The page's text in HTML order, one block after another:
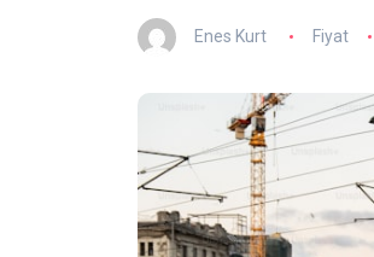
Enes Kurt Fiyat